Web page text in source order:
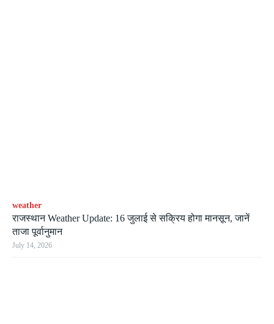
weather
राजस्थान Weather Update: 16 जुलाई से सक्रिय होगा मानसून, जानें
ताजा पूर्वानुमान
July 14, 2026